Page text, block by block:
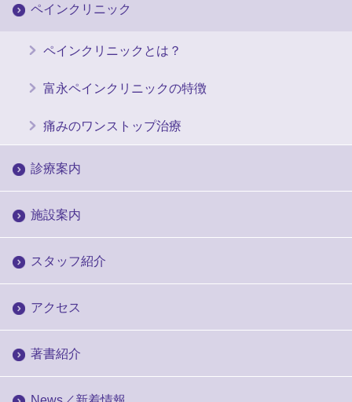
ペインクリニック
ペインクリニックとは？
富永ペインクリニックの特徴
痛みのワンストップ治療
診療案内
施設案内
スタッフ紹介
アクセス
著書紹介